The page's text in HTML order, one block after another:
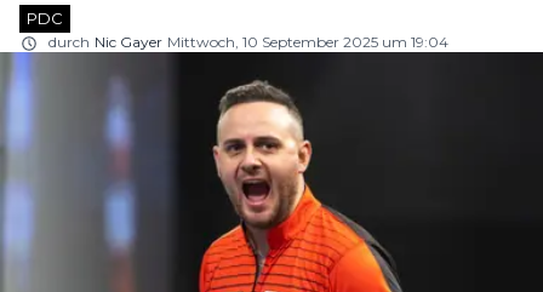
PDC
durch Nic Gayer Mittwoch, 10 September 2025 um 19:04